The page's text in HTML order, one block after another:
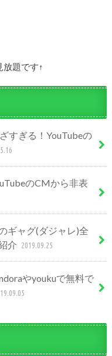
放題です↑
すぎる！YouTubeの
のCMから非表
ギャグ(ダジャレ)全
介 2019.09.25
やyoukuで無料で